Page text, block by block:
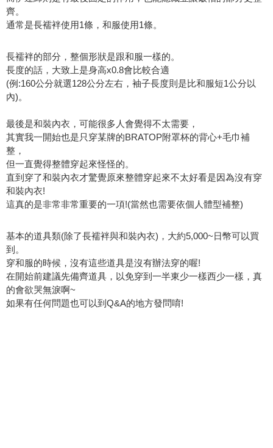
齊。
通常是長襦袢使用1條，和服使用1條。
長襦袢的部分，整個形狀是跟和服一樣的。
長度的話，大致上是身高x0.8會比較合適
(例:160公分就選128公分左右，袖子長度則是比和服短1公分以
內)。
最後是和裝內衣，可能很多人會覺得不太需要，
其實我一開始也是只穿某牌的BRATOP附罩杯的背心+毛巾補
整，
但一直覺得整體穿起來怪怪的。
直到穿了和裝內衣才驚覺原來整體穿起來不太好看是因為沒有穿
和裝內衣!
這真的是非常非常重要的一項!(當然也需要依個人體型補整)
基本的道具類(除了長襦袢與和裝內衣)，大約5,000~日幣可以買
到。
穿和服的時候，沒有這些道具是沒有辦法穿的喔!
在開始前建議先備齊道具，以免穿到一半東少一樣西少一樣，真
的會欲哭無淚啊~
如果有任何問題也可以到Q&A的地方發問唷!